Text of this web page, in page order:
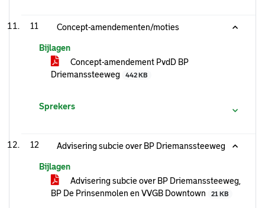
11 Concept-amendementen/moties
Bijlagen
Concept-amendement PvdD BP
Driemanssteeweg
442 KB
Sprekers
12 Advisering subcie over BP Driemanssteeweg
Bijlagen
Advisering subcie over BP Driemanssteeweg,
BP De Prinsenmolen en VVGB Downtown
21 KB